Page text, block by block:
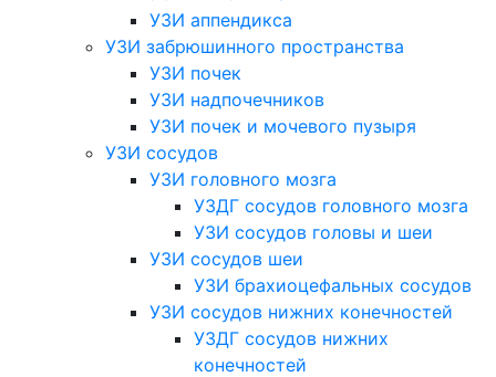
УЗИ аппендикса
УЗИ забрюшинного пространства
УЗИ почек
УЗИ надпочечников
УЗИ почек и мочевого пузыря
УЗИ сосудов
УЗИ головного мозга
УЗДГ сосудов головного мозга
УЗИ сосудов головы и шеи
УЗИ сосудов шеи
УЗИ брахиоцефальных сосудов
УЗИ сосудов нижних конечностей
УЗДГ сосудов нижних
конечностей